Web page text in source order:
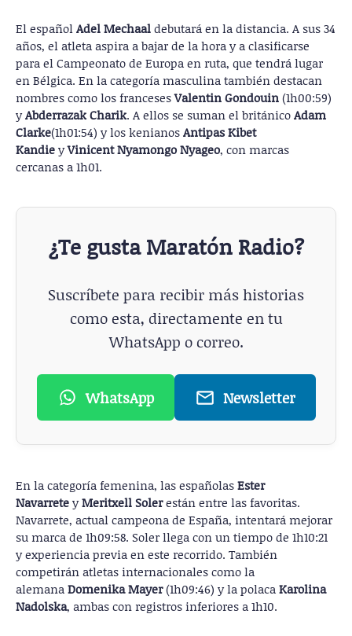
El español Adel Mechaal debutará en la distancia. A sus 34
años, el atleta aspira a bajar de la hora y a clasificarse
para el Campeonato de Europa en ruta, que tendrá lugar
en Bélgica. En la categoría masculina también destacan
nombres como los francesesValentin Gondouin (1h00:59)
yAbderrazak Charik. A ellos se suman el británico Adam
Clarke(1h01:54) y los kenianos Antipas Kibet
Kandie yVinicent Nyamongo Nyageo, con marcas
cercanas a 1h01.
¿Te gusta Maratón Radio?
Suscríbete para recibir más historias
como esta, directamente en tu
WhatsApp o correo.
WhatsApp Newsletter
En la categoría femenina, las españolas Ester
Navarrete yMeritxell Solerestán entre las favoritas.
Navarrete, actual campeona de España, intentará mejorar
su marca de 1h09:58. Soler llega con un tiempo de 1h10:21
y experiencia previa en este recorrido. También
competirán atletas internacionales como la
alemana Domenika Mayer(1h09:46) y la polaca Karolina
Nadolska, ambas con registros inferiores a 1h10.